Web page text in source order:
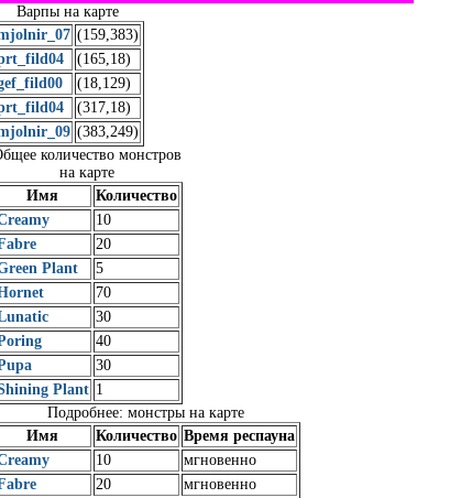
Варпы на карте
(159,383)
(165,18)
(18,129)
(317,18)
(383,249)
количество монстров
на карте
Имя
Количество
10
20
Plant
5
70
30
40
30
Plant 1
Подробнее: монстры на карте
Имя
Количество Время респауна
10
мгновенно
20 мгновенно